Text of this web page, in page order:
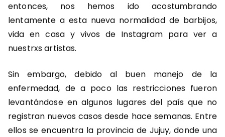
entonces, nos hemos ido acostumbrando
lentamente a esta nueva normalidad de barbijos,
vida en casa y vivos de Instagram para ver a
nuestrxs artistas.
Sin embargo, debido al buen manejo de la
enfermedad, de a poco las restricciones fueron
levantándose en algunos lugares del país que no
registran nuevos casos desde hace semanas. Entre
ellos se encuentra la provincia de Jujuy, donde una